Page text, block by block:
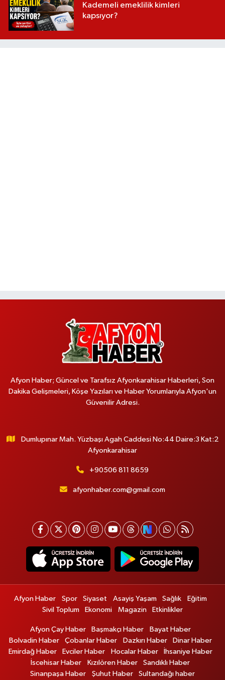
Kademeli emeklilik kimleri
kapsıyor?
Afyon Haber; Güncel ve Tarafsız Afyonkarahisar Haberleri, Son
Dakika Gelişmeleri, Köşe Yazıları ve Haber Yorumlarıyla Afyon'un
Güvenilir Adresi.
Dumlupınar Mah. Yüzbaşı Agah Caddesi No:44 Daire:3 Kat:2
Afyonkarahisar
+90506 811 8659
afyonhaber.com@gmail.com
Afyon Haber Spor Siyaset Asayiş Yaşam Sağlık
Eğitim
Sivil Toplum
Ekonomi Magazin Etkinlikler
Afyon Çay Haber Başmakçı Haber
Bayat Haber
Bolvadin Haber
Çobanlar Haber Dazkırı Haber
Dinar Haber
Emirdağ Haber
Evciler Haber Hocalar Haber
İhsaniye Haber
İscehisar Haber
Kızılören Haber
Sandıklı Haber
Sinanpaşa Haber
Şuhut Haber Sultandağı haber